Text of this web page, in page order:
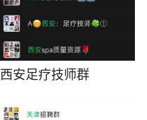
西安足疗技师群